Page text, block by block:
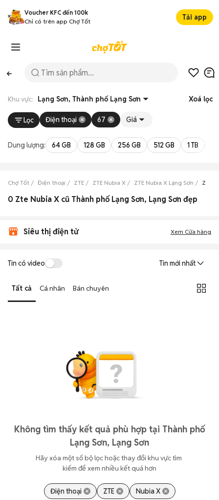
Voucher KFC đến 100k
Chỉ có trên app Chợ Tốt
Tải app
Khu vực: Lạng Sơn, Thành phố Lạng Sơn Xoá lọc
Lọc Điện thoại 67 Giá
Dung lượng: 64 GB 128 GB 256 GB 512 GB 1 TB
Chợ Tốt Điện thoại ZTE ZTE Nubia X ZTE Nubia X Lạng Sơn ZTE
0 Zte Nubia X cũ Thành phố Lạng Sơn, Lạng Sơn đẹp
Siêu thị điện tử Xem Cửa hàng
Tin có video Tin mới nhất
Tất cả Cá nhân Bán chuyên
Không tìm thấy kết quả phù hợp tại Thành phố
Lạng Sơn, Lạng Sơn
Hãy xóa một số bộ lọc hoặc thay đổi khu vực tìm
kiếm để xem nhiều kết quả hơn
Điện thoại ZTE Nubia X